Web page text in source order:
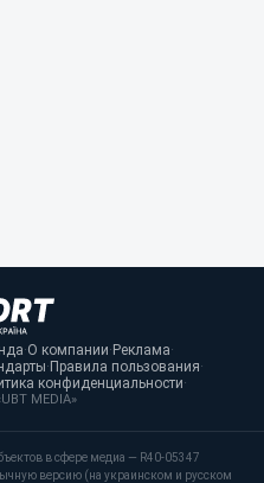
·О компании·Реклама·
·Правила пользования·
конфиденциальности·
MEDIA»
в сфере медиа — R40-05347
версию (на украинском и русском